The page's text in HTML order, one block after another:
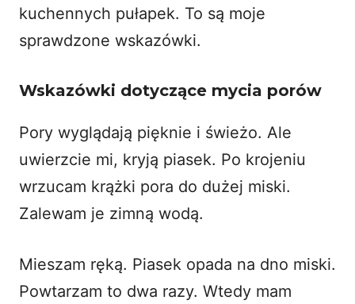
kuchennych pułapek. To są moje
sprawdzone wskazówki.
Wskazówki dotyczące mycia porów
Pory wyglądają pięknie i świeżo. Ale
uwierzcie mi, kryją piasek. Po krojeniu
wrzucam krążki pora do dużej miski.
Zalewam je zimną wodą.
Mieszam ręką. Piasek opada na dno miski.
Powtarzam to dwa razy. Wtedy mam